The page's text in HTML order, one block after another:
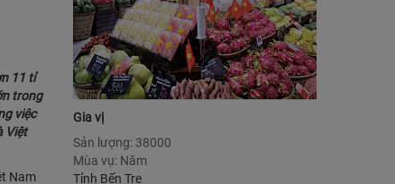
11 tỉ
trong
việc
Việt
Nam
Gia vị
Sản lượng: 38000
Mùa vụ: Năm
Tỉnh Bến Tre